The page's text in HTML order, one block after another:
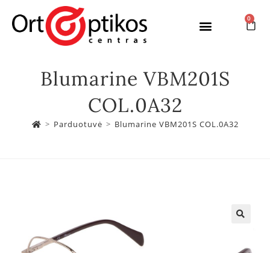
0
Blumarine VBM201S
COL.0A32
> Parduotuvė > Blumarine VBM201S COL.0A32